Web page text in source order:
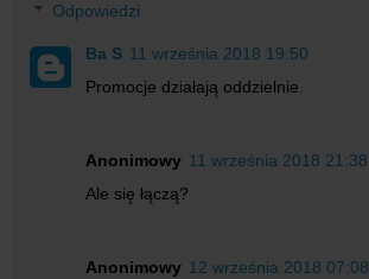
Odpowiedzi
Ba S 11 września 2018 19:50
Promocje działają oddzielnie.
Anonimowy 11 września 2018 21:38
Ale się łączą?
Anonimowy 12 września 2018 07:08